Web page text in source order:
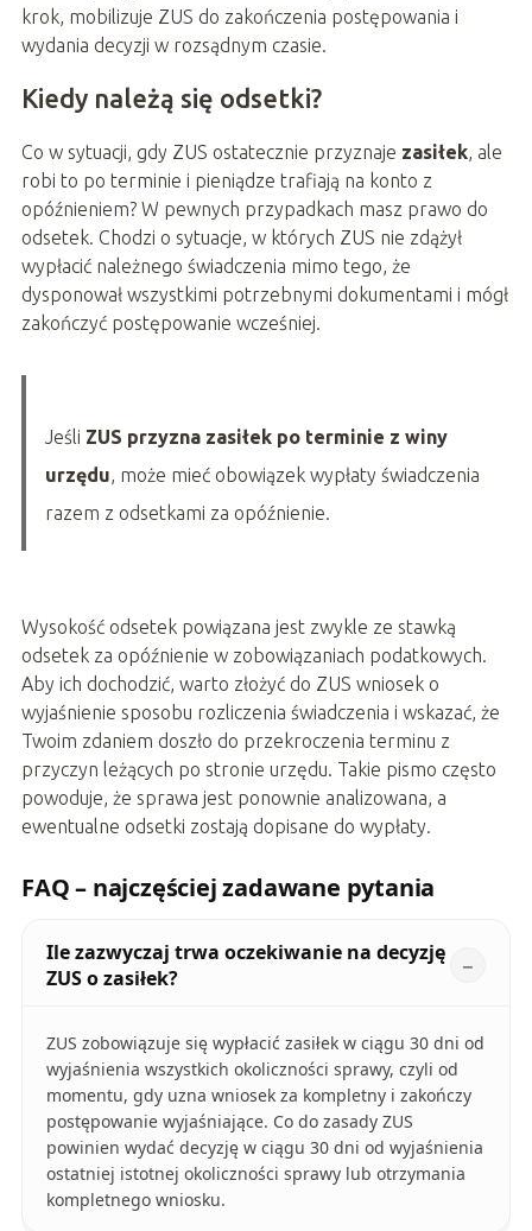
krok, mobilizuje ZUS do zakończenia postępowania i
wydania decyzji w rozsądnym czasie.
Kiedy należą się odsetki?
Co w sytuacji, gdy ZUS ostatecznie przyznaje zasiłek, ale
robi to po terminie i pieniądze trafiają na konto z
opóźnieniem? W pewnych przypadkach masz prawo do
odsetek. Chodzi o sytuacje, w których ZUS nie zdążył
wypłacić należnego świadczenia mimo tego, że
dysponował wszystkimi potrzebnymi dokumentami i mógł
zakończyć postępowanie wcześniej.
Jeśli ZUS przyzna zasiłek po terminie z winy
urzędu, może mieć obowiązek wypłaty świadczenia
razem z odsetkami za opóźnienie.
Wysokość odsetek powiązana jest zwykle ze stawką
odsetek za opóźnienie w zobowiązaniach podatkowych.
Aby ich dochodzić, warto złożyć do ZUS wniosek o
wyjaśnienie sposobu rozliczenia świadczenia i wskazać, że
Twoim zdaniem doszło do przekroczenia terminu z
przyczyn leżących po stronie urzędu. Takie pismo często
powoduje, że sprawa jest ponownie analizowana, a
ewentualne odsetki zostają dopisane do wypłaty.
FAQ – najczęściej zadawane pytania
Ile zazwyczaj trwa oczekiwanie na decyzję
ZUS o zasiłek?
ZUS zobowiązuje się wypłacić zasiłek w ciągu 30 dni od
wyjaśnienia wszystkich okoliczności sprawy, czyli od
momentu, gdy uzna wniosek za kompletny i zakończy
postępowanie wyjaśniające. Co do zasady ZUS
powinien wydać decyzję w ciągu 30 dni od wyjaśnienia
ostatniej istotnej okoliczności sprawy lub otrzymania
kompletnego wniosku.